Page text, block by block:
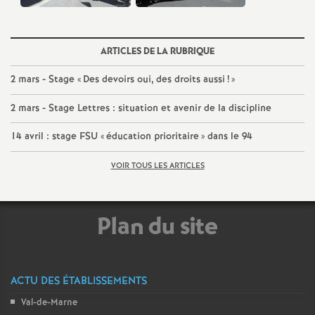
ARTICLES DE LA RUBRIQUE
2 mars - Stage « Des devoirs oui, des droits aussi !»
2 mars - Stage Lettres : situation et avenir de la discipline
14 avril : stage FSU «éducation prioritaire» dans le 94
VOIR TOUS LES ARTICLES
Plan du site
ACTU DES ÉTABLISSEMENTS
Val-de-Marne